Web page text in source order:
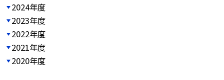
2024年度
2023年度
2022年度
2021年度
2020年度